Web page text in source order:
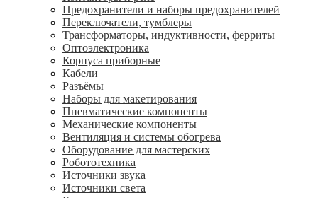
Предохранители и наборы предохранителей
Переключатели, тумблеры
Трансформаторы, индуктивности, ферриты
Oптоэлектроника
Корпуса приборные
Кабели
Разъёмы
Наборы для макетирования
Пневматические компоненты
Механические компоненты
Вентиляция и системы обогрева
Оборудование для мастерских
Робототехника
Источники звука
Источники света